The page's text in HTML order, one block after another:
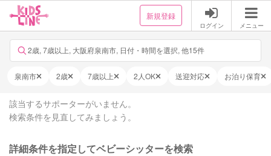
新規登録
ログイン メニュー
2歳, 7歳以上, 大阪府泉南市, 日付・時間を選択, 他15件
泉南市 2歳 7歳以上 2人OK 送迎対応 お泊り保育
該当するサポーターがいません。
検索条件を見直してみましょう。
詳細条件を指定してベビーシッターを検索